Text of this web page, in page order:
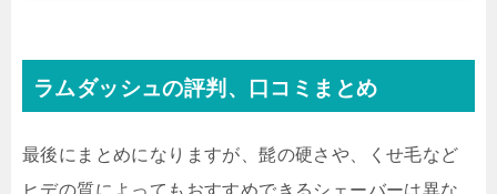
ラムダッシュの評判、口コミまとめ
最後にまとめになりますが、髭の硬さや、くせ毛など
ヒデの質によってもおすすめできるシェーバーは異な